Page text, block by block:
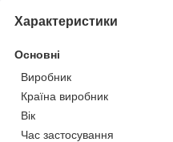
Характеристики
Основні
Виробник
Країна виробник
Вік
Час застосування